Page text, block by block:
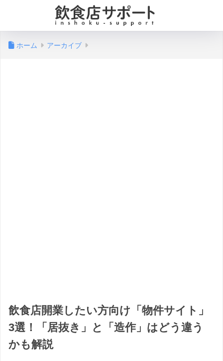
ホーム アーカイブ
飲食店開業したい方向け「物件サイト」
3選！「居抜き」と「造作」はどう違う
かも解説